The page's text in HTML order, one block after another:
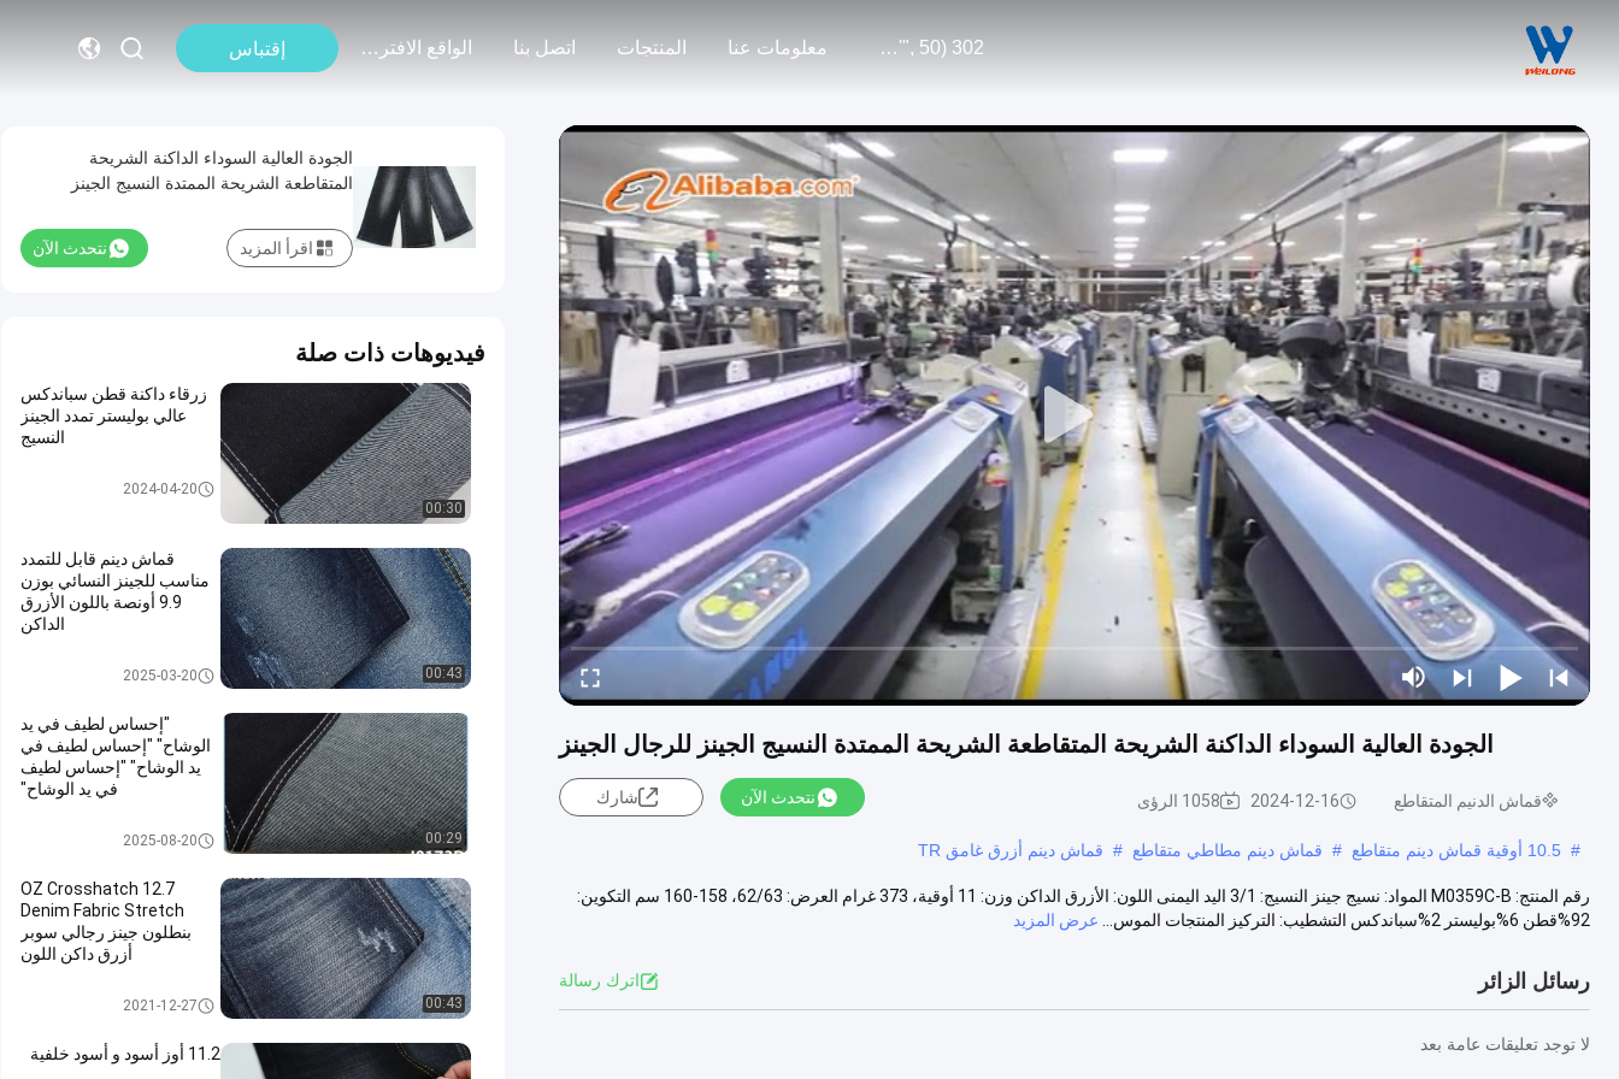
302 SetTimeout("javascript:location.href='https://www.google.com'", 50); معلومات عنا المنتجات اتصل بنا الواقع الافتراضي إقتباس
الجودة العالية السوداء الداكنة الشريحة المتقاطعة الشريحة الممتدة النسيج الجينز للرجال الجينز
قماش الدنيم المتقاطع 2024-12-16 1058 الرؤى نتحدث الآن شارك
# 10.5 أوقية قماش دينم متقاطع # قماش دينم مطاطي متقاطع # قماش دينم أزرق غامق TR
رقم المنتج: M0359C-B المواد: نسيج جينز النسيج: 3/1 اليد اليمنى اللون: الأزرق الداكن وزن: 11 أوقية، 373 غرام العرض: 62/63، 158-160 سم التكوين:
92%قطن 6%بوليستر 2%سباندكس التشطيب: التركيز المنتجات الموس...
عرض المزيد
رسائل الزائر اترك رسالة
لا توجد تعليقات عامة بعد
الجودة العالية السوداء الداكنة الشريحة
المتقاطعة الشريحة الممتدة النسيج الجينز
نتحدث الآن اقرأ المزيد
فيديوهات ذات صلة
00:30
زرقاء داكنة قطن سباندكس
عالي بوليستر تمدد الجينز
النسيج
تمتد قماش الدينيم2024-04-20
00:43
قماش دينم قابل للتمدد
مناسب للجينز النسائي بوزن
9.9 أونصة باللون الأزرق
الداكن
تمتد قماش الدينيم2025-03-20
00:29
"إحساس لطيف في يد
الوشاح" "إحساس لطيف في
يد الوشاح" "إحساس لطيف
في يد الوشاح"
قماش الدنيم الخام2025-08-20
00:43
12.7 OZ Crosshatch
Denim Fabric Stretch
بنطلون جينز رجالي سوبر
أزرق داكن اللون
قماش الدنيم المتقاطع2021-12-27
11.2 أوز أسود و أسود خلفية